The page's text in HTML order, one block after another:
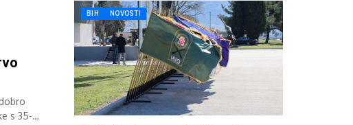
s 35-
BIH NOVOSTI